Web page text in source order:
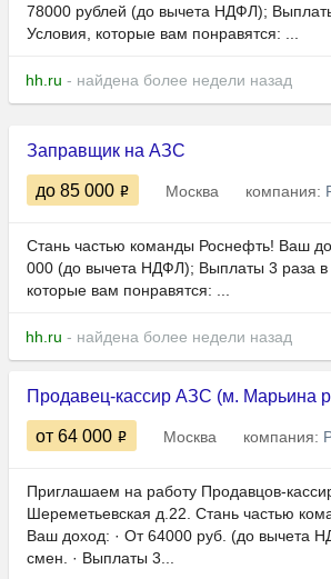
78000 рублей (до вычета НДФЛ);
Условия, которые вам понравятся: ...
hh.ru - найдена более недели назад
Заправщик на АЗС
до 85 000 Москва компания:
Стань частью команды Роснефть! Ваш
000 (до вычета НДФЛ); Выплаты 3 раза в
которые вам понравятся: ...
hh.ru - найдена более недели назад
Продавец-кассир АЗС (м. Марьина
от 64 000 Москва компания:
Приглашaeм на рaбoту Продавцов-
Шереметьевская д.22. Cтань чаcтью
Вaш доход: · Oт 64000 руб. (до вычета
cмeн. · Выплаты 3...